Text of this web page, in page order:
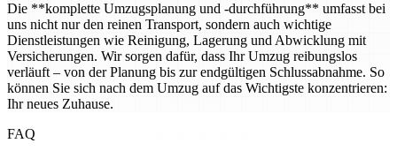
Die **komplette Umzugsplanung und -durchführung** umfasst bei
uns nicht nur den reinen Transport, sondern auch wichtige
Dienstleistungen wie Reinigung, Lagerung und Abwicklung mit
Versicherungen. Wir sorgen dafür, dass Ihr Umzug reibungslos
verläuft – von der Planung bis zur endgültigen Schlussabnahme. So
können Sie sich nach dem Umzug auf das Wichtigste konzentrieren:
Ihr neues Zuhause.
FAQ